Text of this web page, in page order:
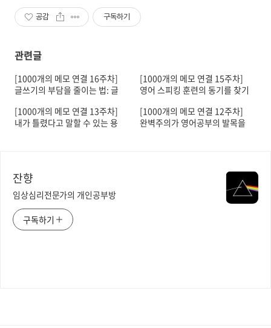
공감 구독하기
관련글
[1000개의 메모 연결 16주차]
글쓰기의 부담을 줄이는 법: 글
[1000개의 메모 연결 15주차]
영어 스피킹 훈련의 동기를 찾기
[1000개의 메모 연결 13주차]
내가 틀렸다고 말할 수 있는 용
[1000개의 메모 연결 12주차]
완벽주의가 영어공부의 발목을
잔향
임상심리전문가의 개인공부방
구독하기